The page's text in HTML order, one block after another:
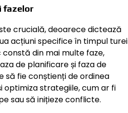
fazelor
crucială, deoarece dictează
acțiuni specifice în timpul turei
constă din mai multe faze,
de planificare și faza de
să fie conștienți de ordinea
strategiile, cum ar fi
sau să inițieze conflicte.